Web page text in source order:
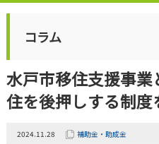
コラム
水戸市移住支援事
住を後押しする制度
2024.11.28 補助金・助成金